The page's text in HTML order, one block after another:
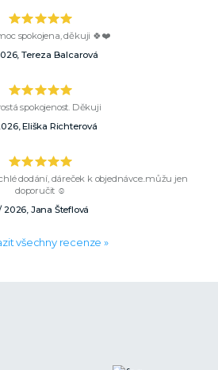
spokojena, děkuji 🍀❤️
Tereza Balcarová
spokojenost. Děkuji
Eliška Richterová
dodání, dáreček k objednávce..můžu jen
doporučit ☺️
2026, Jana Šteflová
všechny recenze »